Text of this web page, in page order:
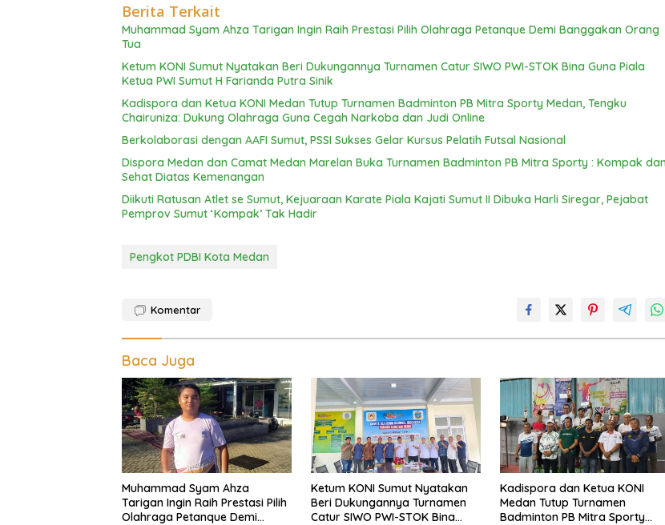
Berita Terkait
Muhammad Syam Ahza Tarigan Ingin Raih Prestasi Pilih Olahraga Petanque Demi Banggakan Orang
Tua
Ketum KONI Sumut Nyatakan Beri Dukungannya Turnamen Catur SIWO PWI-STOK Bina Guna Piala
Ketua PWI Sumut H Farianda Putra Sinik
Kadispora dan Ketua KONI Medan Tutup Turnamen Badminton PB Mitra Sporty Medan, Tengku
Chairuniza: Dukung Olahraga Guna Cegah Narkoba dan Judi Online
Berkolaborasi dengan AAFI Sumut, PSSI Sukses Gelar Kursus Pelatih Futsal Nasional
Dispora Medan dan Camat Medan Marelan Buka Turnamen Badminton PB Mitra Sporty : Kompak dan
Sehat Diatas Kemenangan
Diikuti Ratusan Atlet se Sumut, Kejuaraan Karate Piala Kajati Sumut II Dibuka Harli Siregar, Pejabat
Pemprov Sumut ‘Kompak’ Tak Hadir
Pengkot PDBI Kota Medan
Komentar
Baca Juga
Muhammad Syam Ahza
Tarigan Ingin Raih Prestasi Pilih
Olahraga Petanque Demi
Ketum KONI Sumut Nyatakan
Beri Dukungannya Turnamen
Catur SIWO PWI-STOK Bina
Kadispora dan Ketua KONI
Medan Tutup Turnamen
Badminton PB Mitra Sporty